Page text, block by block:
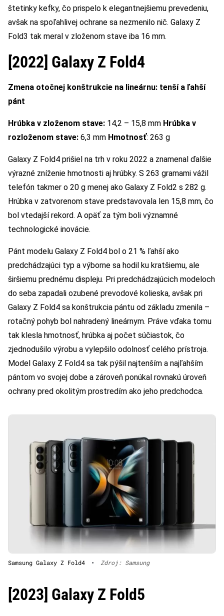
štetinky kefky, čo prispelo k elegantnejšiemu prevedeniu,
avšak na spoľahlivej ochrane sa nezmenilo nič. Galaxy Z
Fold3 tak meral v zloženom stave iba 16 mm.
[2022] Galaxy Z Fold4
Zmena otočnej konštrukcie na lineárnu: tenší a ľahší
pánt
Hrúbka v zloženom stave: 14,2 – 15,8 mm Hrúbka v
rozloženom stave: 6,3 mm Hmotnosť: 263 g
Galaxy Z Fold4 prišiel na trh v roku 2022 a znamenal ďalšie
výrazné zníženie hmotnosti aj hrúbky. S 263 gramami vážil
telefón takmer o 20 g menej ako Galaxy Z Fold2 s 282 g.
Hrúbka v zatvorenom stave predstavovala len 15,8 mm, čo
bol vtedajší rekord. A opäť za tým boli významné
technologické inovácie.
Pánt modelu Galaxy Z Fold4 bol o 21 % ľahší ako
predchádzajúci typ a výborne sa hodil ku kratšiemu, ale
širšiemu prednému displeju. Pri predchádzajúcich modeloch
do seba zapadali ozubené prevodové kolieska, avšak pri
Galaxy Z Fold4 sa konštrukcia pántu od základu zmenila –
rotačný pohyb bol nahradený lineárnym. Práve vďaka tomu
tak klesla hmotnosť, hrúbka aj počet súčiastok, čo
zjednodušilo výrobu a vylepšilo odolnosť celého prístroja.
Model Galaxy Z Fold4 sa tak pýšil najtenším a najľahším
pántom vo svojej dobe a zároveň ponúkal rovnakú úroveň
ochrany pred okolitým prostredím ako jeho predchodca.
Samsung Galaxy Z Fold4 • Zdroj: Samsung
[2023] Galaxy Z Fold5